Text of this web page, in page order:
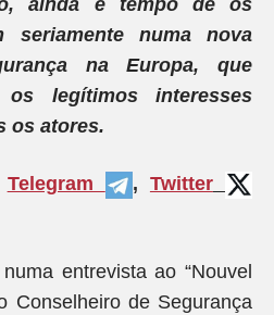
ainda é tempo de os
seriamente numa nova
na Europa, que
legítimos interesses
os atores.
Telegram , Twitter
entrevista ao “Nouvel
Conselheiro de Segurança